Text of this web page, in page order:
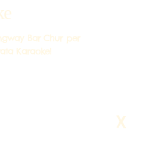
Bar Chur per
Karaoke!
X